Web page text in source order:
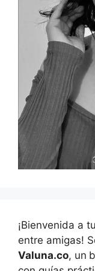
¡Bienvenida a
entre amigas!
Valuna.co, un